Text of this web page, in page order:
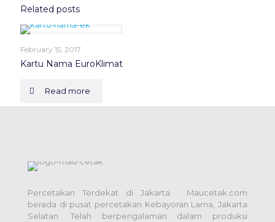
Related posts
February 15, 2017
Kartu Nama EuroKlimat
Read more
Percetakan Terdekat di Jakarta : Maucetak.com
berada di pusat percetakan Kebayoran Lama, Jakarta
Selatan. Telah berpengalaman dalam produksi